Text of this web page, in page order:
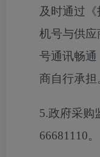
及时通过
机号与供
号通讯畅
商自行承担
5.政府采购
66681110。